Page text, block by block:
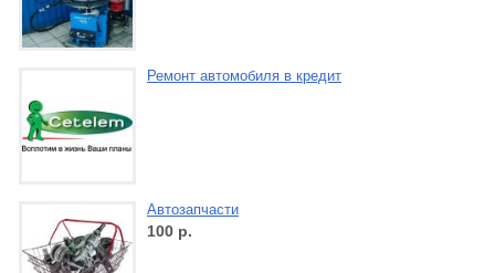
Ремонт автомобиля в кредит
Автозапчасти
100 р.